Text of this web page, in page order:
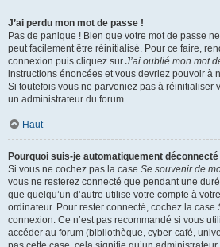
J’ai perdu mon mot de passe !
Pas de panique ! Bien que votre mot de passe
peut facilement être réinitialisé. Pour ce faire,
connexion puis cliquez sur J’ai oublié mon mot
instructions énoncées et vous devriez pouvoir à
Si toutefois vous ne parveniez pas à réinitialiser
un administrateur du forum.
Haut
Pourquoi suis-je automatiquement déconnecté
Si vous ne cochez pas la case Se souvenir de
vous ne resterez connecté que pendant une
que quelqu’un d’autre utilise votre compte à
ordinateur. Pour rester connecté, cochez la case
connexion. Ce n’est pas recommandé si vous
accéder au forum (bibliothèque, cyber-café,